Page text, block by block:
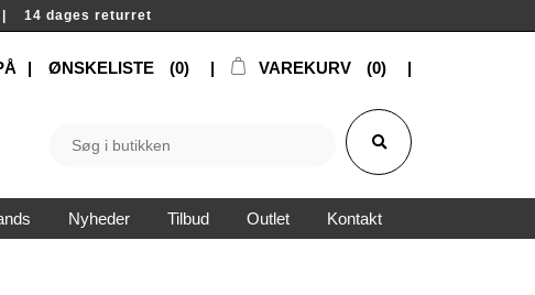
| 14 dages returret
ØNSKELISTE (0) VAREKURV (0)
Nyheder Tilbud Outlet Kontakt